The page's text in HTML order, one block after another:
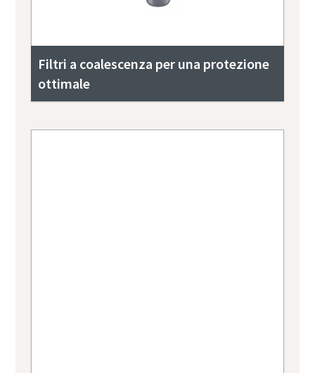
Filtri a coalescenza per una protezione
ottimale